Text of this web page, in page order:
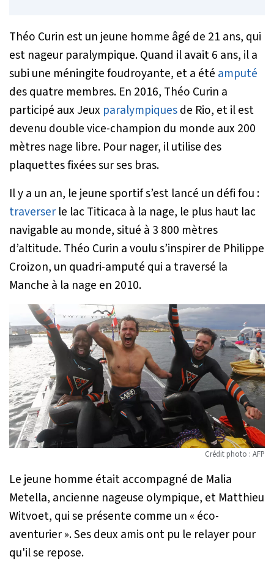
Théo Curin est un jeune homme âgé de 21 ans, qui
est nageur paralympique. Quand il avait 6 ans, il a
subi une méningite foudroyante, et a été amputé
des quatre membres. En 2016, Théo Curin a
participé aux Jeux paralympiquesde Rio, et il est
devenu double vice-champion du monde aux 200
mètres nage libre. Pour nager, il utilise des
plaquettes fixées sur ses bras.
Il y a un an, le jeune sportif s’est lancé un défi fou :
traverser le lac Titicaca à la nage, le plus haut lac
navigable au monde, situé à 3 800 mètres
d’altitude. Théo Curin a voulu s’inspirer de Philippe
Croizon, un quadri-amputé qui a traversé la
Manche à la nage en 2010.
Crédit photo : AFP
Le jeune homme était accompagné de Malia
Metella, ancienne nageuse olympique, et Matthieu
Witvoet, qui se présente comme un « éco-
aventurier ». Ses deux amis ont pu le relayer pour
qu'il se repose.